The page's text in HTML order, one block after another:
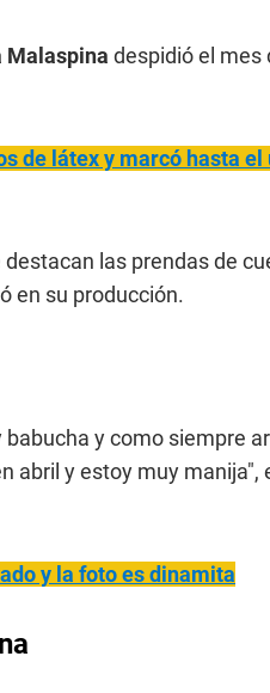
Malaspina despidió el mes
de látex y marcó hasta
las prendas de
en su producción.
y como siempre
abril y estoy muy manija",
y la foto es dinamita